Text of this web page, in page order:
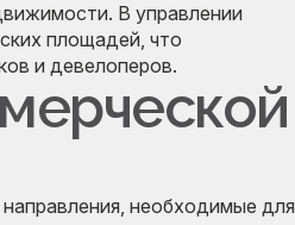
В управлении
площадей, что
и девелоперов.
необходимые для